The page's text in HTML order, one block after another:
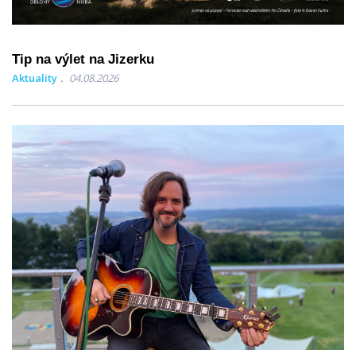
Tip na výlet na Jizerku
Aktuality 04.08.2026